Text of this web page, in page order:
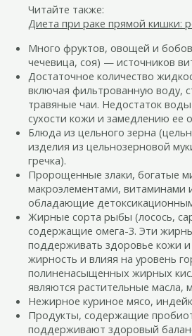
Читайте также:
Диета при раке прямой кишки:
Много фруктов, овощей и
чечевица, соя) — источников
Достаточное количество
включая фильтрованную воду,
травяные чаи. Недостаток
сухости кожи и замедлению ее
Блюда из цельного зерна
изделия из цельнозерновой
гречка).
Пророщенные злаки, богатые
макроэлементами, витаминами
обладающие
Жирные сорта рыбы (лосось,
содержащие омега-3. Эти
поддерживать здоровье кожи
жирность и влияя на уровень
полиненасыщенных жирных
являются растительные масла,
Нежирное куриное мясо,
Продукты, содержащие
поддерживают здоровый